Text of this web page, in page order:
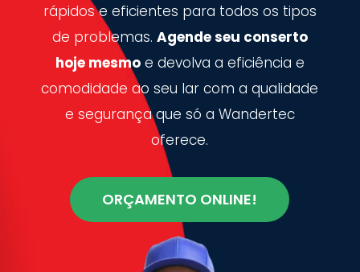
rápidos e eficientes para todos os tipos
de problemas. Agende seu conserto
hoje mesmoe devolva a eficiência e
comodidade ao seu lar com a qualidade
e segurança que só a Wandertec
oferece.
ORÇAMENTO ONLINE!